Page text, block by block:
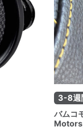
3-8週
バムコ